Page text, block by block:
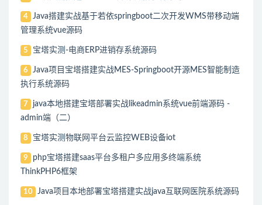
4
Java搭建实战基于若依springboot二次开发WMS带移动端
管理系统vue源码
5 宝塔实测-电商ERP进销存系统源码
6
Java项目宝塔搭建实战MES-Springboot开源MES智能制造
执行系统源码
7
java本地搭建宝塔部署实战likeadmin系统vue前端源码 -
admin端（二）
8 宝塔实测物联网平台云监控WEB设备iot
9
php宝塔搭建saas平台多租户多应用多终端系统
ThinkPHP6框架
10 Java项目本地部署宝塔搭建实战java互联网医院系统源码